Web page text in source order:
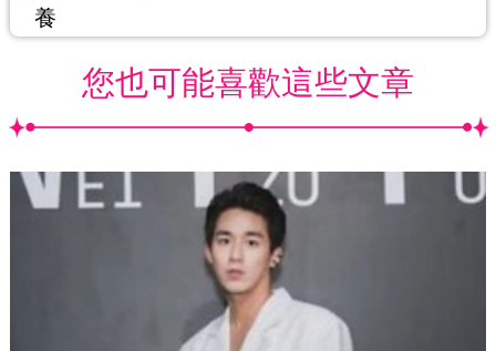
養
您也可能喜歡這些文章